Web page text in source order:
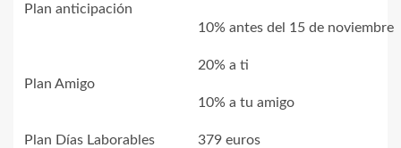
Plan anticipación
10% antes del 15 de noviembre
Plan Amigo
20% a ti
10% a tu amigo
Plan Días Laborables 379 euros